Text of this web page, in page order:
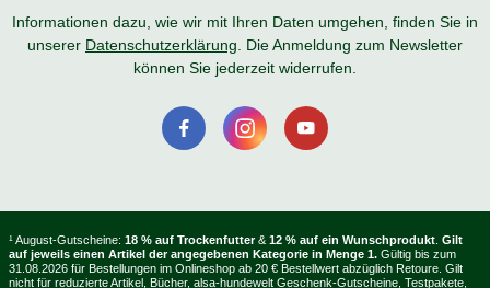
Informationen dazu, wie wir mit Ihren Daten umgehen, finden Sie in
unserer Datenschutzerklärung . Die Anmeldung zum Newsletter
können Sie jederzeit widerrufen.
¹ August-Gutscheine: 18 % auf Trockenfutter & 12 % auf ein Wunschprodukt Gilt
auf jeweils einen Artikel der angegebenen Kategorie in Menge 1. Gültig bis zum
31.08.2026 für Bestellungen im Onlineshop ab 20 € Bestellwert abzüglich Retoure. Gilt
nicht für reduzierte Artikel, Bücher, alsa-hundewelt Geschenk-Gutscheine, Testpakete,